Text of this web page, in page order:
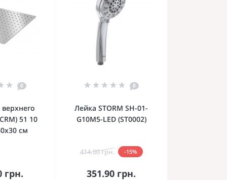
0
51 10
см
грн.
0
Лейка STORM SH-01-
G10M5-LED (ST0002)
414.00 грн. -15%
351.90 грн.
В корзину